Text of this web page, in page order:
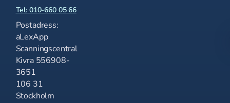
Tel: 010-660 05 66
Postadress:
aLexApp
Scanningscentral
Kivra 556908-
3651
106 31
Stockholm